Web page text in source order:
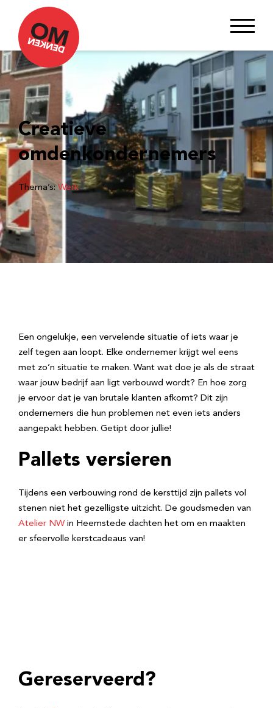
Creatieve
omdenkondernemers
Thema’s:Werk
Een ongelukje, een vervelende situatie of iets waar je
zelf tegen aan loopt. Elke ondernemer krijgt wel eens
met zo’n situatie te maken. Want wat doe je als de straat
waar jouw bedrijf aan ligt verbouwd wordt? En hoe zorg
je ervoor dat je van brutale klanten afkomt? Dit zijn
ondernemers die hun problemen net even iets anders
aangepakt hebben. Getipt door jullie!
Pallets versieren
Tijdens een verbouwing rond de kersttijd zijn pallets vol
stenen niet het gezelligste uitzicht. De goudsmeden van
Atelier NW in Heemstede dachten het om en maakten
er sfeervolle kerstcadeaus van!
Gereserveerd?